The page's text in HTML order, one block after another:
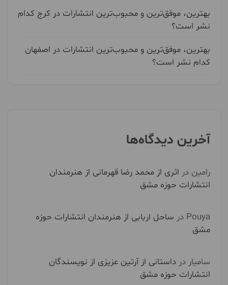
بهترین، موفق‌ترین و محبوب‌ترین انتشارات در کرج کدام
نشر است؟
بهترین، موفق‌ترین و محبوب‌ترین انتشارات در اصفهان
کدام نشر است؟
آخرین دیدگاه‌ها
رامین در اثری از محمد رضا قهرمانی از هنرمندان
انتشارات حوزه مشق
Pouya در ساحل اربابی از هنرمندان انتشارات حوزه
مشق
سامیار در داستانی از آرتین عزیزی از نویسندگان
انتشارات حوزه مشق